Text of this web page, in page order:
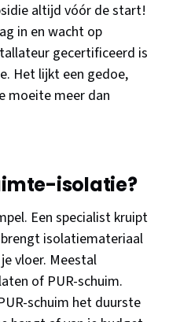
altijd vóór de start!
in en wacht op
gecertificeerd is
Het lijkt een gedoe,
moeite meer dan
isolatie?
Een specialist kruipt
isolatiemateriaal
vloer. Meestal
of PUR-schuim.
schuim het duurste